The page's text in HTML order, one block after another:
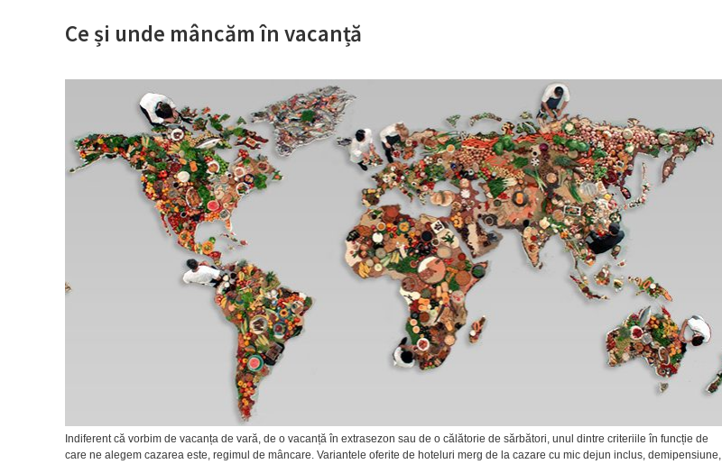
Ce și unde mâncăm în vacanță
Indiferent că vorbim de vacanța de vară, de o vacanță în extrasezon sau de o călătorie de sărbători, unul dintre criteriile în funcție de
care ne alegem cazarea este, regimul de mâncare. Variantele oferite de hoteluri merg de la cazare cu mic dejun inclus, demipensiune,